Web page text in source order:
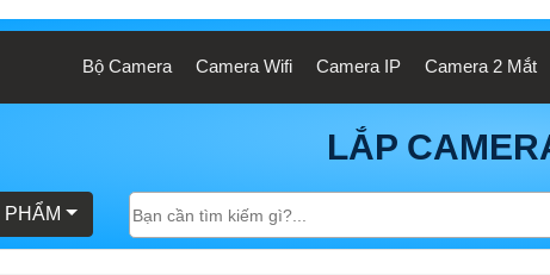
Bộ Camera Camera Wifi Camera IP Camera 2 Mắt
LẮP
PHẨM